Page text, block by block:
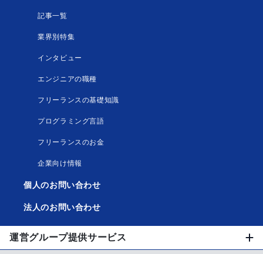
記事一覧
業界別特集
インタビュー
エンジニアの職種
フリーランスの基礎知識
プログラミング言語
フリーランスのお金
企業向け情報
個人のお問い合わせ
法人のお問い合わせ
運営グループ提供サービス